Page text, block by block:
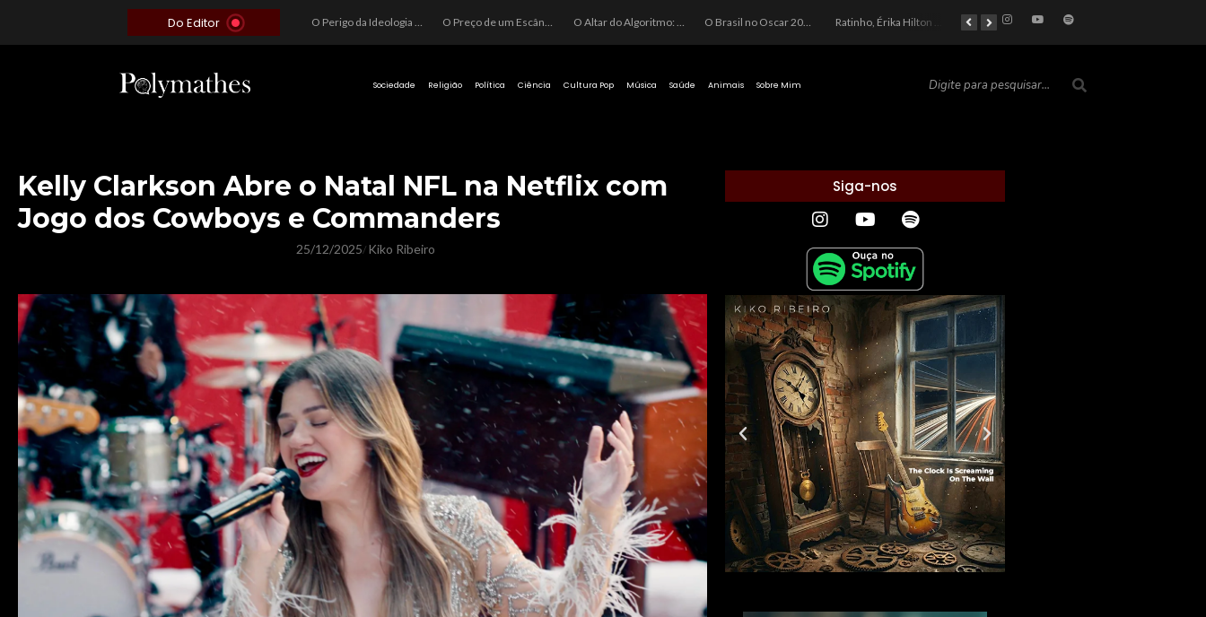
Do Editor O Perigo da Ideologia Desenfreada na Justiça: Quando a Pauta Política Substitui a Pena Criminal O Preço de um Escândalo: A Discrepância Entre o “Filme de Bolsonaro” e a Realidade do Cinema Mundial O Altar do Algoritmo: A Carência Humana e a Fabricação de Heróis no Brasil O Brasil no Oscar 2026: Entre a Cota do Politicamente Correto e a Realidade das Telas Ratinho, Érika Hilton e a Farsa Política: Quem Ganha com o Barulho no País de Bobson? As controvérsias que marcam o cenário político e econômico nacional
Sociedade Religião Política Ciência Cultura Pop Música Saúde Animais Sobre Mim
Kelly Clarkson Abre o Natal NFL na Netflix com
Jogo dos Cowboys e Commanders
25/12/2025/ Kiko Ribeiro
Siga-nos